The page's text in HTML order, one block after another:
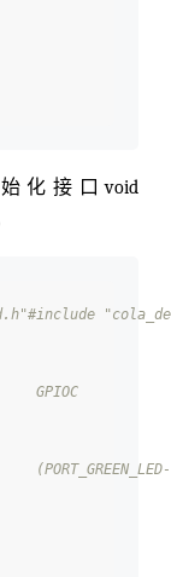
化接口void
#include
(PORT_GREEN_LED-